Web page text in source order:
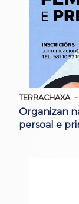
TERRACHAXA
Organizan
persoal e